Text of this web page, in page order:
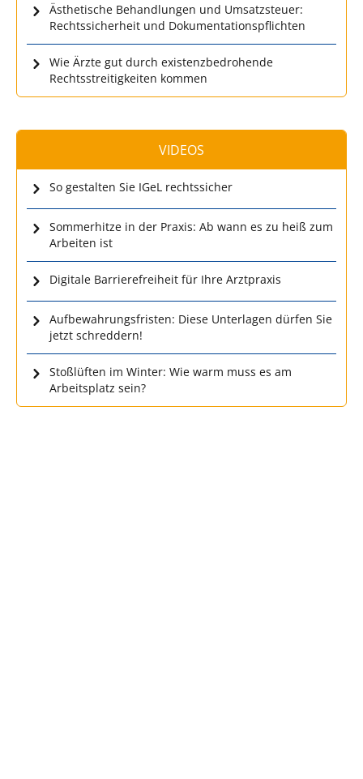
Ästhetische Behandlungen und Umsatzsteuer:
Rechtssicherheit und Dokumentationspflichten
Wie Ärzte gut durch existenzbedrohende
Rechtsstreitigkeiten kommen
VIDEOS
So gestalten Sie IGeL rechtssicher
Sommerhitze in der Praxis: Ab wann es zu heiß zum
Arbeiten ist
Digitale Barrierefreiheit für Ihre Arztpraxis
Aufbewahrungsfristen: Diese Unterlagen dürfen Sie
jetzt schreddern!
Stoßlüften im Winter: Wie warm muss es am
Arbeitsplatz sein?